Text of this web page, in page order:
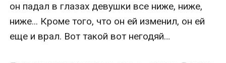
он падал в глазах девушки все ниже, ниже,
ниже... Кроме того, что он ей изменил, он ей
еще и врал. Вот такой вот негодяй…